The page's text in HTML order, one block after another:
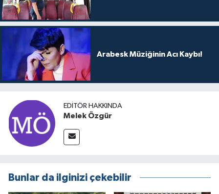
Arabesk Müziğinin Acı Kaybı!
EDITÖR HAKKINDA
Melek Özgür
Bunlar da ilginizi çekebilir